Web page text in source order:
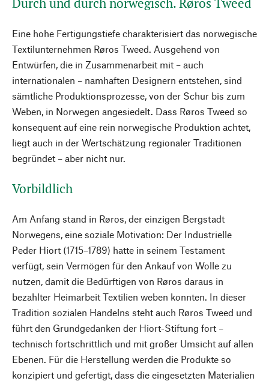
Eine hohe Fertigungstiefe charakterisiert das norwegische
Textilunternehmen Røros Tweed. Ausgehend von
Entwürfen, die in Zusammenarbeit mit – auch
internationalen – namhaften Designern entstehen, sind
sämtliche Produktionsprozesse, von der Schur bis zum
Weben, in Norwegen angesiedelt. Dass Røros Tweed so
konsequent auf eine rein norwegische Produktion achtet,
liegt auch in der Wertschätzung regionaler Traditionen
begründet – aber nicht nur.
Vorbildlich
Am Anfang stand in Røros, der einzigen Bergstadt
Norwegens, eine soziale Motivation: Der Industrielle
Peder Hiort (1715–1789) hatte in seinem Testament
verfügt, sein Vermögen für den Ankauf von Wolle zu
nutzen, damit die Bedürftigen von Røros daraus in
bezahlter Heimarbeit Textilien weben konnten. In dieser
Tradition sozialen Handelns steht auch Røros Tweed und
führt den Grundgedanken der Hiort-Stiftung fort –
technisch fortschrittlich und mit großer Umsicht auf allen
Ebenen. Für die Herstellung werden die Produkte so
konzipiert und gefertigt, dass die eingesetzten Materialien